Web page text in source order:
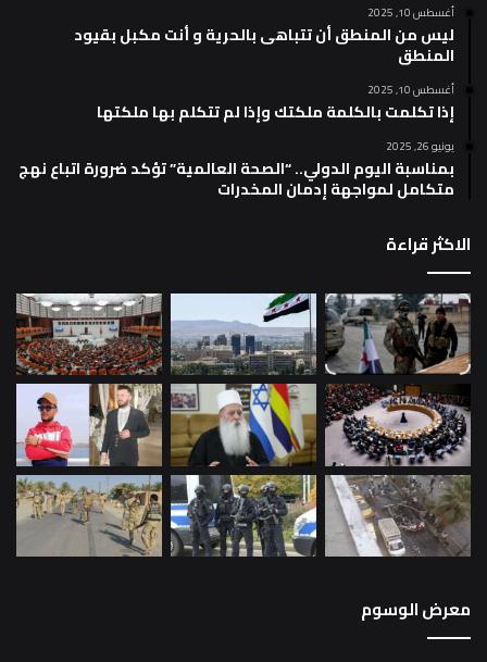
أغسطس 10, 2025
ليس من المنطق أن تتباهى بالحرية و أنت مكبل بقيود
المنطق
أغسطس 10, 2025
إذا تكلمت بالكلمة ملكتك وإذا لم تتكلم بها ملكتها
يونيو 26, 2025
بمناسبة اليوم الدولي.. “الصحة العالمية” تؤكد ضرورة اتباع نهج
متكامل لمواجهة إدمان المخدرات
الاكثر قراءة
معرض الوسوم